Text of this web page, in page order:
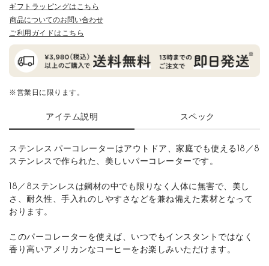
ギフトラッピングはこちら
商品についてのお問い合わせ
ご利用ガイドはこちら
※営業日に限ります。
アイテム説明 スペック
ステンレス パーコレーターはアウトドア、家庭でも使える18／8
ステンレスで作られた、美しいパーコレーターです。
18／8ステンレスは鋼材の中でも限りなく人体に無害で、美し
さ、耐久性、手入れのしやすさなどを兼ね備えた素材となって
おります。
このパーコレーターを使えば、いつでもインスタントではなく
香り高いアメリカンなコーヒーをお楽しみいただけます。